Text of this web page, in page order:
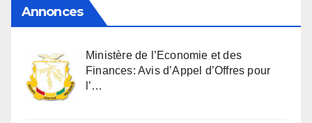
Annonces
Ministère de l’Economie et des
Finances: Avis d’Appel d’Offres pour
l’…